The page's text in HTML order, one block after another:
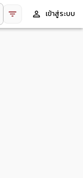
เข้าสู่ระบบ